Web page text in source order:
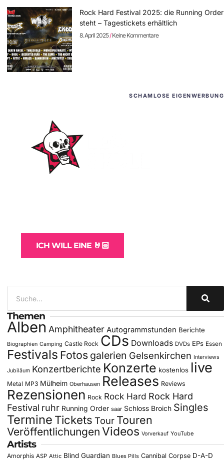
Rock Hard Festival 2025: die Running Order
steht – Tagestickets erhältlich
8. April 2025 Keine Kommentare
SCHAMLOSE EIGENWERBUNG
ICH WILL EINE 🤘🏻
Themen
Alben Amphitheater Autogrammstunden Berichte
Biographien Camping Castle Rock CDs Downloads DVDs EPs Essen
Festivals Fotos galerien Gelsenkirchen Interviews
Jubiläum Konzertberichte Konzerte kostenlos live
Metal MP3 Mülheim Oberhausen Releases Reviews
Rezensionen Rock Rock Hard Rock Hard
Festival ruhr Running Order saar Schloss Broich Singles
Termine Tickets Tour Touren
Veröffentlichungen Videos Vorverkauf YouTube
Artists
Amorphis ASP Attic Blind Guardian Blues Pills Cannibal Corpse D-A-D